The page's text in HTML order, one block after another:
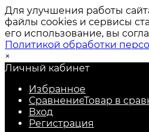
Для улучшения работы
файлы cookies и сервисы
его использование, вы
Политикой обработки
×
Личный кабинет
Избранное
СравнениеТовар в
Вход
Регистрация